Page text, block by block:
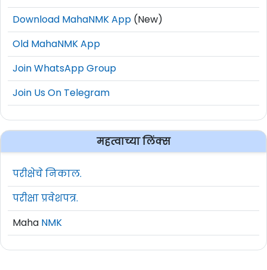
Download MahaNMK App (New)
Old MahaNMK App
Join WhatsApp Group
Join Us On Telegram
महत्वाच्या लिंक्स
परीक्षेचे निकाल.
परीक्षा प्रवेशपत्र.
Maha NMK